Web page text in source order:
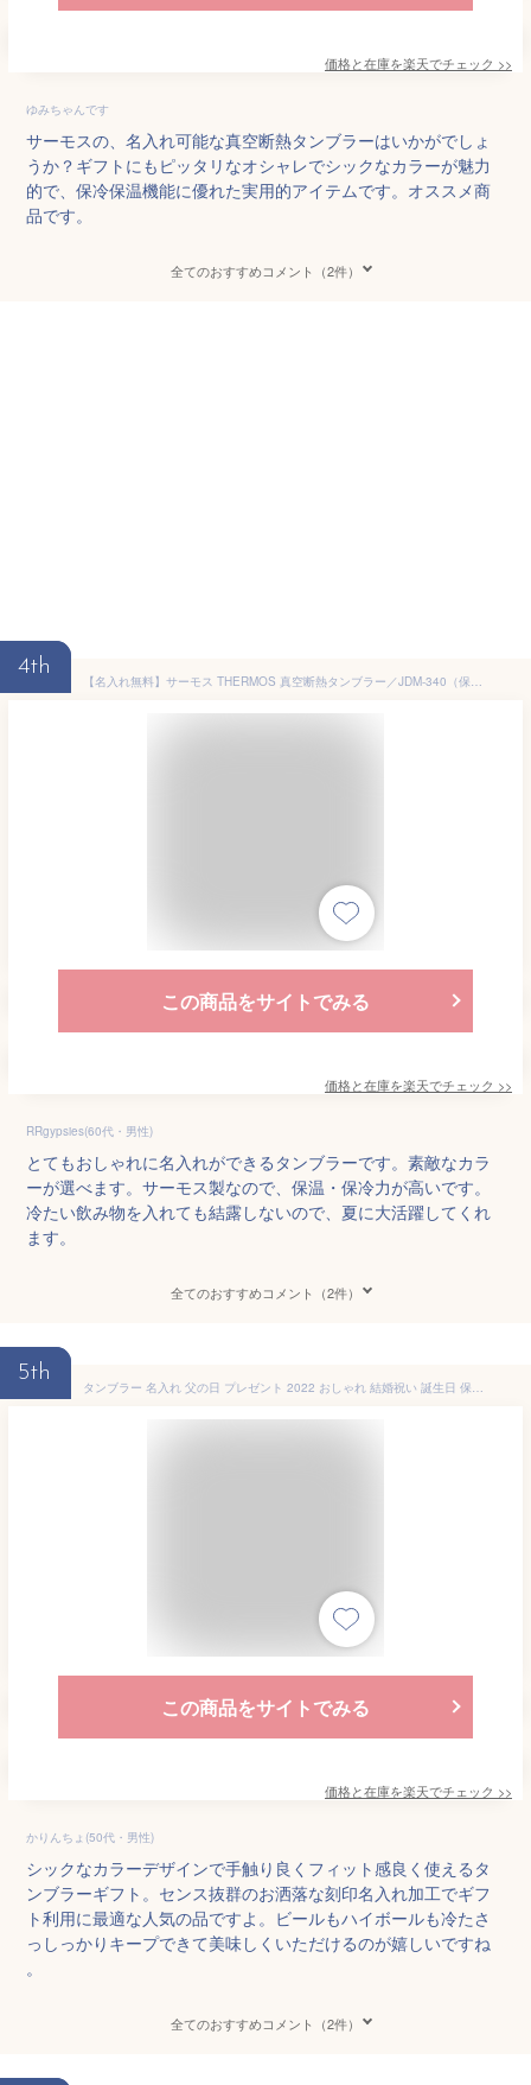
価格と在庫を楽天でチェック >>
ゆみちゃんです
サーモスの、名入れ可能な真空断熱タンブラーはいかがでしょ
うか？ギフトにもピッタリなオシャレでシックなカラーが魅力
的で、保冷保温機能に優れた実用的アイテムです。オススメ商
品です。
全てのおすすめコメント（2件）
4th
【名入れ無料】サーモス THERMOS 真空断熱タンブラー／JDM-340（保冷保温 魔法瓶構造 二重構造 名入れタンブラー 名入れギフト 名入れカップ オリジナル ステンレスタンブラー）父の日ギフト 母の日ギフト
この商品をサイトでみる
価格と在庫を楽天でチェック >>
RRgypsies(60代・男性)
とてもおしゃれに名入れができるタンブラーです。素敵なカラ
ーが選べます。サーモス製なので、保温・保冷力が高いです。
冷たい飲み物を入れても結露しないので、夏に大活躍してくれ
ます。
全てのおすすめコメント（2件）
5th
タンブラー 名入れ 父の日 プレゼント 2022 おしゃれ 結婚祝い 誕生日 保温 保冷 実用的 真空断熱 食器 ピンク シルバー デザインネーム 370ml 実用的
この商品をサイトでみる
価格と在庫を楽天でチェック >>
かりんちょ(50代・男性)
シックなカラーデザインで手触り良くフィット感良く使えるタ
ンブラーギフト。センス抜群のお洒落な刻印名入れ加工でギフ
ト利用に最適な人気の品ですよ。ビールもハイボールも冷たさ
っしっかりキープできて美味しくいただけるのが嬉しいですね
。
全てのおすすめコメント（2件）